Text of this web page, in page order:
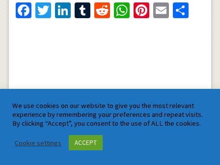
Facebook
Twitter
LinkedIn
Tumblr
RedditWhatsApp
Pinterest
Email
We use cookies on our website to give you the most relevant
experience by remembering your preferences and repeat visits.
By clicking “Accept”, you consent to the use of ALL the cookies.
Cookie settings ACCEPT